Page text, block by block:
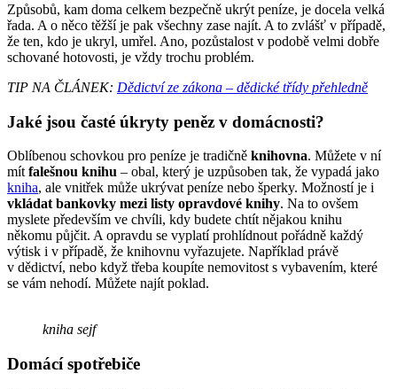
Způsobů, kam doma celkem bezpečně ukrýt peníze, je docela velká
řada. A o něco těžší je pak všechny zase najít. A to zvlášť v případě,
že ten, kdo je ukryl, umřel. Ano, pozůstalost v podobě velmi dobře
schované hotovosti, je vždy trochu problém.
TIP NA ČLÁNEK: Dědictví ze zákona – dědické třídy přehledně
Jaké jsou časté úkryty peněz v domácnosti?
Oblíbenou schovkou pro peníze je tradičně knihovna. Můžete v ní
mít falešnou knihu – obal, který je uzpůsoben tak, že vypadá jako
kniha, ale vnitřek může ukrývat peníze nebo šperky. Možností je i
vkládat bankovky mezi listy opravdové knihy. Na to ovšem
myslete především ve chvíli, kdy budete chtít nějakou knihu
někomu půjčit. A opravdu se vyplatí prohlídnout pořádně každý
výtisk i v případě, že knihovnu vyřazujete. Například právě
v dědictví, nebo když třeba koupíte nemovitost s vybavením, které
se vám nehodí. Můžete najít poklad.
kniha sejf
Domácí spotřebiče